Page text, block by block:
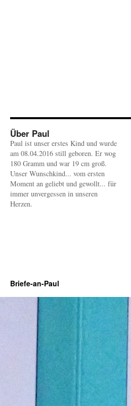
Über Paul
Paul ist unser erstes Kind und wurde
am 08.04.2016 still geboren. Er wog
180 Gramm und war 19 cm groß.
Unser Wunschkind... vom ersten
Moment an geliebt und gewollt... für
immer unvergessen in unseren
Herzen.
Briefe-an-Paul